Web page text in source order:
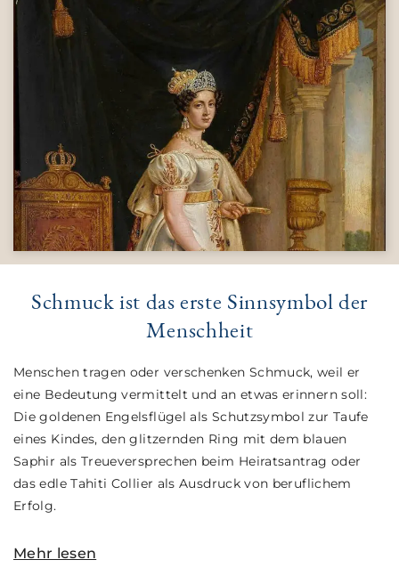
Schmuck ist das erste Sinnsymbol der
Menschheit
Menschen tragen oder verschenken Schmuck, weil er
eine Bedeutung vermittelt und an etwas erinnern soll:
Die goldenen Engelsflügel als Schutzsymbol zur Taufe
eines Kindes, den glitzernden Ring mit dem blauen
Saphir als Treueversprechen beim Heiratsantrag oder
das edle Tahiti Collier als Ausdruck von beruflichem
Erfolg.
Mehr lesen